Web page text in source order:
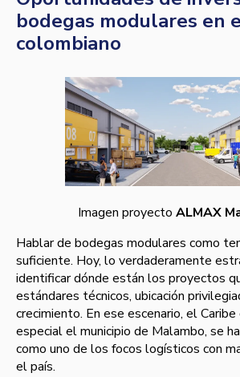
bodegas modulares en
colombiano
Imagen proyecto ALMAX
Hablar de bodegas modulares como
suficiente. Hoy, lo verdaderamente
identificar dónde están los proyectos
estándares técnicos, ubicación
crecimiento. En ese escenario, el
especial el municipio de Malambo, se
como uno de los focos logísticos con
el país.